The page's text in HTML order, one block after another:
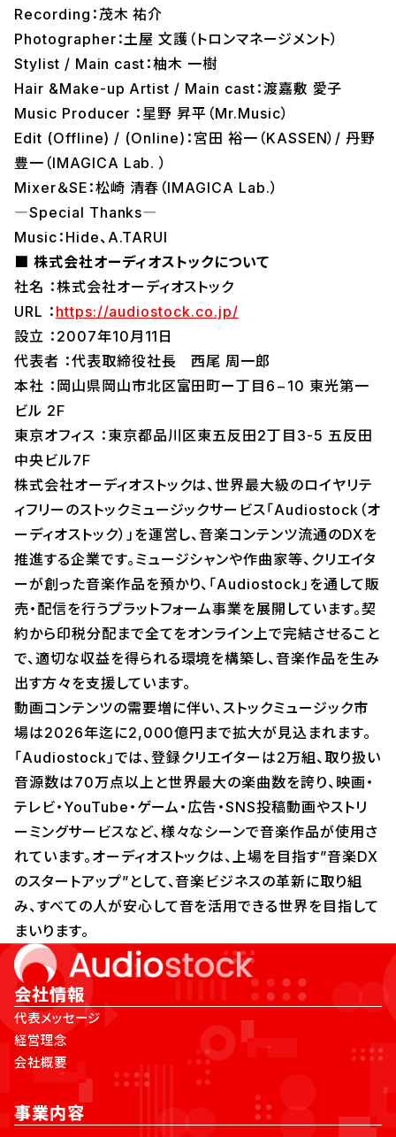
Recording：茂木 祐介
Photographer：土屋 文護（トロンマネージメント）
Stylist / Main cast：柚木 一樹
Hair &Make-up Artist / Main cast：渡嘉敷 愛子
Music Producer ：星野 昇平（Mr.Music）
Edit (Offline) / (Online)：宮田 裕一（KASSEN）/ 丹野
豊一（IMAGICA Lab. ）
Mixer＆SE：松崎 清春（IMAGICA Lab.）
―Special Thanks―
Music：Hide、A.TARUI
■ 株式会社オーディオストックについて
社名 ：株式会社オーディオストック
URL ： https://audiostock.co.jp/
設立 ：2007年10月11日
代表者 ：代表取締役社長 西尾 周一郎
本社 ：岡山県岡山市北区富田町ー丁目6−10 東光第一
ビル 2F
東京オフィス ：東京都品川区東五反田2丁目3-5 五反田
中央ビル7F
株式会社オーディオストックは、世界最大級のロイヤリテ
ィフリーのストックミュージックサービス「Audiostock（オ
ーディオストック）」を運営し、音楽コンテンツ流通のDXを
推進する企業です。ミュージシャンや作曲家等、クリエイタ
ーが創った音楽作品を預かり、「Audiostock」を通して販
売・配信を行うプラットフォーム事業を展開しています。契
約から印税分配まで全てをオンライン上で完結させること
で、適切な収益を得られる環境を構築し、音楽作品を生み
出す方々を支援しています。
動画コンテンツの需要増に伴い、ストックミュージック市
場は2026年迄に2,000億円まで拡大が見込まれます。
「Audiostock」では、登録クリエイターは2万組、取り扱い
音源数は70万点以上と世界最大の楽曲数を誇り、映画・
テレビ・YouTube・ゲーム・広告・SNS投稿動画やストリ
ーミングサービスなど、様々なシーンで音楽作品が使用さ
れています。オーディオストックは、上場を目指す”音楽DX
のスタートアップ”として、音楽ビジネスの革新に取り組
み、すべての人が安心して音を活用できる世界を目指して
まいります。
会社情報
代表メッセージ
経営理念
会社概要
事業内容